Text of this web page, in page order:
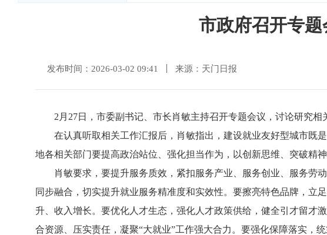
市政府召开专
发布时间：2026-03-02 09:41 来源：天门日报
2月27日，市委副书记、市长肖敏主持召开专题会议，讨论研究相
在认真听取相关工作汇报后，肖敏指出，建设就业友好型城市既
地各相关部门要提高政治站位、强化担当作为，以创新思维、突破精
肖敏要求，要提升服务质效，紧扣服务产业、服务创业、服务劳
同步融合，切实提升就业服务精准度和实效性。要擦亮特色品牌，立
升、收入增长。要优化人才生态，强化人才政策供给，健全引才留才
合资源、压实责任，凝聚“大就业”工作强大合力。要强化保障落实，